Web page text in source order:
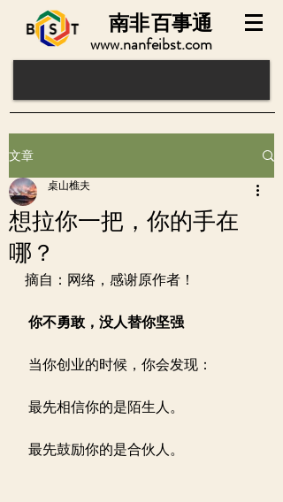
www.nanfeibst.com
百事通
南非
文章
想拉你一把，你的手在
哪？
桌山樵夫
摘自：网络，感谢原作者！
你不勇敢，没人替你坚强
当你创业的时候，你会发现：
最先相信你的是陌生人。
最先鼓励你的是合伙人。